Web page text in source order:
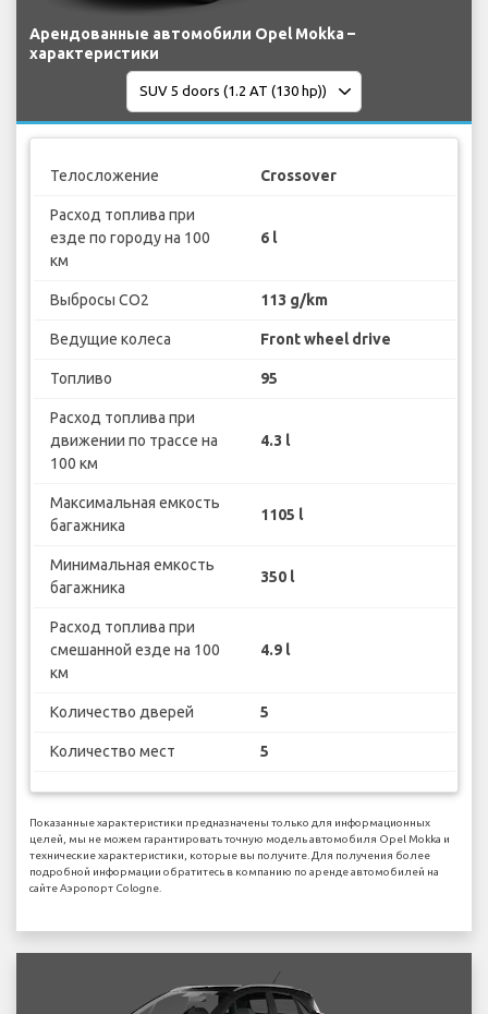
Арендованные автомобили Opel Mokka –
характеристики
Телосложение Crossover
Расход топлива при
езде по городу на 100
км
6 l
Выбросы CO2 113 g/km
Ведущие колеса Front wheel drive
Топливо 95
Расход топлива при
движении по трассе на
100 км
4.3 l
Максимальная емкость
багажника
1105 l
Минимальная емкость
багажника
350 l
Расход топлива при
смешанной езде на 100
км
4.9 l
Количество дверей 5
Количество мест 5
Показанные характеристики предназначены только для информационных
целей, мы не можем гарантировать точную модель автомобиля Opel Mokka и
технические характеристики, которые вы получите. Для получения более
подробной информации обратитесь в компанию по аренде автомобилей на
сайте Аэропорт Cologne.